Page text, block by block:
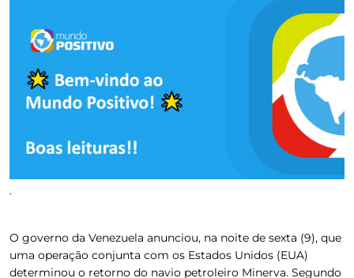
.
O governo da Venezuela anunciou, na noite de sexta (9), que
uma operação conjunta com os Estados Unidos (EUA)
determinou o retorno do navio petroleiro Minerva. Segundo